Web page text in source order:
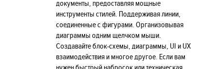
документы, предоставляя мощные
инструменты стилей. Поддерживая линии,
соединенные с фигурами. Организовывая
диаграммы одним щелчком мыши.
Создавайте блок-схемы, диаграммы, UI и UX
взаимодействия и многое другое. Если вам